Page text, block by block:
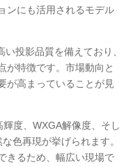
ンにも活用されるモデル
投影品質を備えており、
が特徴です。市場動向と
が高まっていることが見
度、WXGA解像度、そし
色再現が挙げられます。
きるため、幅広い現場で